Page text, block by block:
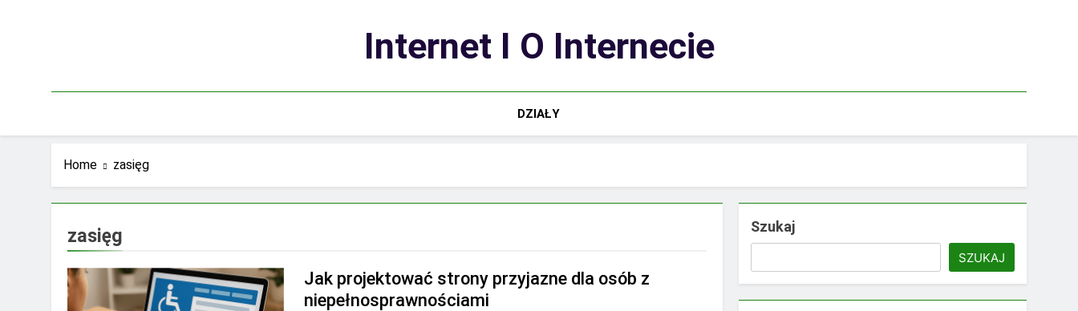
Internet I O Internecie
DZIAŁY
Home zasięg
zasięg
Jak projektować strony przyjazne dla osób z
niepełnosprawnościami
Szukaj
SZUKAJ